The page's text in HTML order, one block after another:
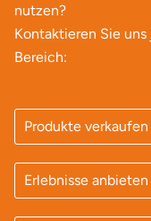
nutzen?
Kontaktieren Sie
Bereich:
Produkte verkaufen
Erlebnisse anbieten